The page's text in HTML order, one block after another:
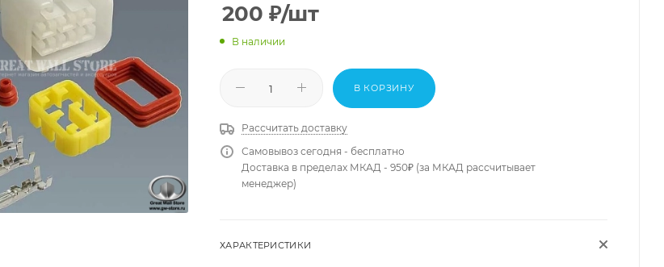
200 ₽/шт
В наличии
В КОРЗИНУ
Рассчитать доставку
Самовывоз сегодня - бесплатно
Доставка в пределах МКАД - 950₽ (за МКАД рассчитывает
менеджер)
ХАРАКТЕРИСТИКИ